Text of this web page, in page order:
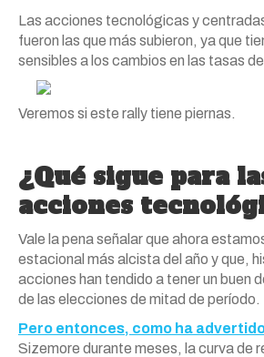
Las acciones tecnológicas y
fueron las que más subieron, ya que
sensibles a los cambios en las tasas
Veremos si este rally tiene piernas.
¿Qué sigue para
acciones
Vale la pena señalar que ahora
estacional más alcista del año y que,
acciones han tendido a tener un buen
de las elecciones de mitad de período.
Pero entonces, como ha
Sizemore durante meses, la curva de